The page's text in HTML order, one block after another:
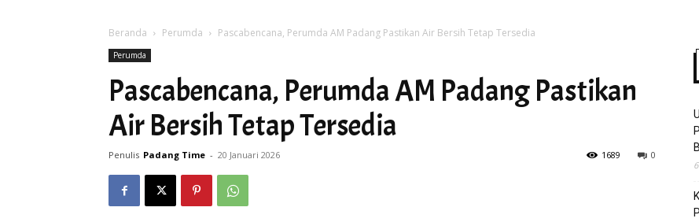
Time
Beranda Perumda Pascabencana, Perumda AM Padang Pastikan Air Bersih Tetap Tersedia
Perumda
Pascabencana, Perumda AM Padang Pastikan
Air Bersih Tetap Tersedia
Penulis Padang Time - 20 Januari 2026 0
1689